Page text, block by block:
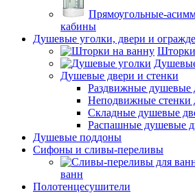
Прямоугольные-
кабины
Душевые уголки, двери и
Душевые двери и стенки
Раздвижные душевые
Неподвижные стенки
Складные душевые
Распашные душевые
Душевые поддоны
Сифоны и сливы-переливы
ванн
Полотенцесушители